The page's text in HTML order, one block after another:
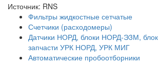
Источник: RNS
Фильтры жидкостные сетчатые
Счетчики (расходомеры)
Датчики НОРД, блоки НОРД-Э3М,
запчасти УРК НОРД, УРК МИГ
Автоматические пробоотборники